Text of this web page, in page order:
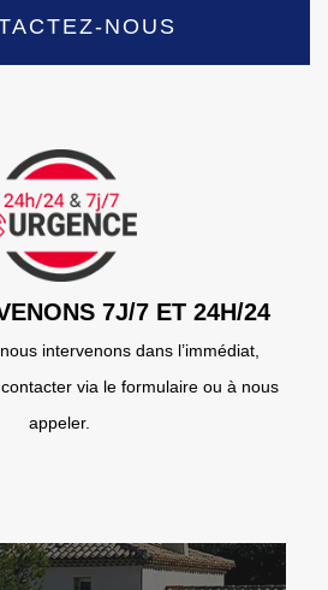
NOUS
7J/7 ET 24H/24
intervenons dans l’immédiat,
via le formulaire ou à nous
appeler.